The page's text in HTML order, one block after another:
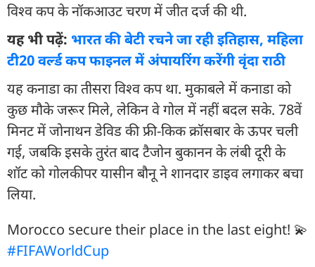
विश्व कप के नॉकआउट चरण में जीत दर्ज की थी.
यह भी पढ़ें: भारत की बेटी रचने जा रही इतिहास, महिला
टी20 वर्ल्ड कप फाइनल में अंपायरिंग करेंगी वृंदा राठी
यह कनाडा का तीसरा विश्व कप था. मुकाबले में कनाडा को
कुछ मौके जरूर मिले, लेकिन वे गोल में नहीं बदल सके. 78वें
मिनट में जोनाथन डेविड की फ्री-किक क्रॉसबार के ऊपर चली
गई, जबकि इसके तुरंत बाद टैजोन बुकानन के लंबी दूरी के
शॉट को गोलकीपर यासीन बौनू ने शानदार डाइव लगाकर बचा
लिया.
Morocco secure their place in the last eight! 💫
#FIFAWorldCup